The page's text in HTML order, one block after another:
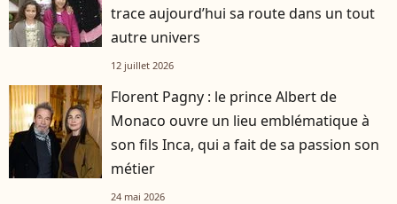
trace aujourd’hui sa route dans un tout
autre univers
12 juillet 2026
Florent Pagny : le prince Albert de
Monaco ouvre un lieu emblématique à
son fils Inca, qui a fait de sa passion son
métier
24 mai 2026